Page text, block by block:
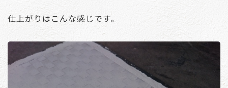
仕上がりはこんな感じです。